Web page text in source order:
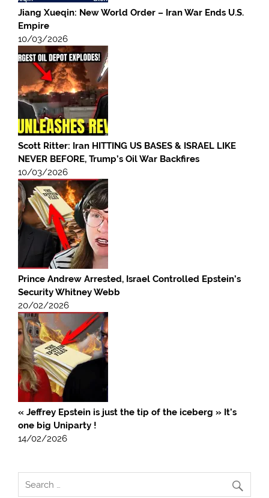
Jiang Xueqin: New World Order – Iran War Ends U.S.
Empire
10/03/2026
Scott Ritter: Iran HITTING US BASES & ISRAEL LIKE
NEVER BEFORE, Trump’s Oil War Backfires
10/03/2026
Prince Andrew Arrested, Israel Controlled Epstein’s
Security Whitney Webb
20/02/2026
« Jeffrey Epstein is just the tip of the iceberg » It’s
one big Uniparty !
14/02/2026